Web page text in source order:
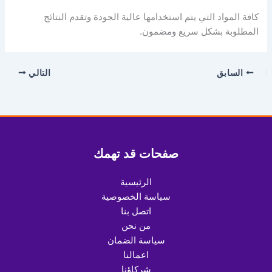
كافة المواد التي يتم استخدامها عالية الجودة وتقدم النتائج
المطلوبة بشكل سريع ومضمون.
السابق التالي
صفحات قد تهمك
الرئيسية
سياسة الخصوصية
اتصل بنا
من نحن
سياسة الضمان
اعمالنا
شركاؤنا